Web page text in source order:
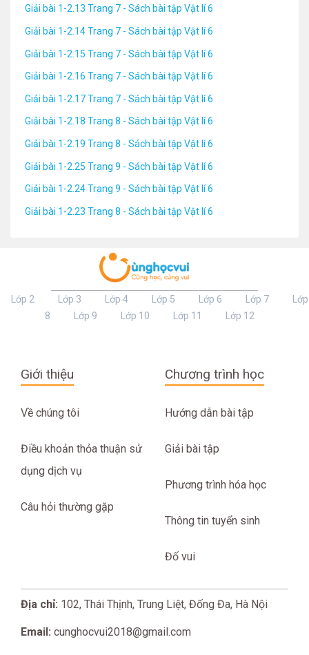
Giải bài 1-2.13 Trang 7 - Sách bài tập Vật lí 6
Giải bài 1-2.14 Trang 7 - Sách bài tập Vật lí 6
Giải bài 1-2.15 Trang 7 - Sách bài tập Vật lí 6
Giải bài 1-2.16 Trang 7 - Sách bài tập Vật lí 6
Giải bài 1-2.17 Trang 7 - Sách bài tập Vật lí 6
Giải bài 1-2.18 Trang 8 - Sách bài tập Vật lí 6
Giải bài 1-2.19 Trang 8 - Sách bài tập Vật lí 6
Giải bài 1-2.25 Trang 9 - Sách bài tập Vật lí 6
Giải bài 1-2.24 Trang 9 - Sách bài tập Vật lí 6
Giải bài 1-2.23 Trang 8 - Sách bài tập Vật lí 6
Lớp 2 Lớp 3 Lớp 4 Lớp 5 Lớp 6 Lớp 7
Lớp
8
Lớp 9 Lớp 10 Lớp 11 Lớp 12
Giới thiệu
Về chúng tôi
Điều khoản thỏa thuận sử
dụng dịch vụ
Câu hỏi thường gặp
Chương trình học
Hướng dẫn bài tập
Giải bài tập
Phương trình hóa học
Thông tin tuyển sinh
Đố vui
Địa chỉ: 102, Thái Thịnh, Trung Liệt, Đống Đa, Hà Nội
Email: cunghocvui2018@gmail.com